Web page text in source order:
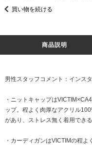
買い物を続ける
商品説明
男性スタッフコメント：インス
・ニットキャップは
ップ。程よく肉厚なアクリル
があり、ストレス無く着用でき
・カーディガンはVICTIMの程